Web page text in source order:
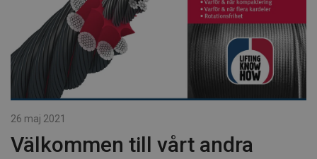
26 maj 2021
Välkommen till vårt andra